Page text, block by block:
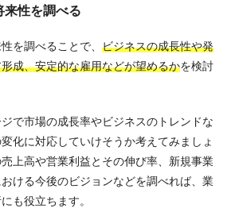
来性を調べる
を調べることで、 ビジネスの成長性や発
成、安定的な雇用などが望めるかを検討
で市場の成長率やビジネスのトレンドな
化に対応していけそうか考えてみましょ
上高や営業利益とその伸び率、新規事業
ける今後のビジョンなどを調べれば、業
も役立ちます。